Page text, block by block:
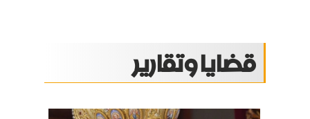
قضايا وتقارير